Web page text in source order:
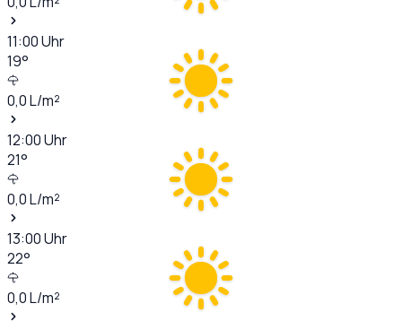
11:00Uhr
19°
0,0L/m²
12:00Uhr
21°
0,0L/m²
13:00Uhr
22°
0,0L/m²